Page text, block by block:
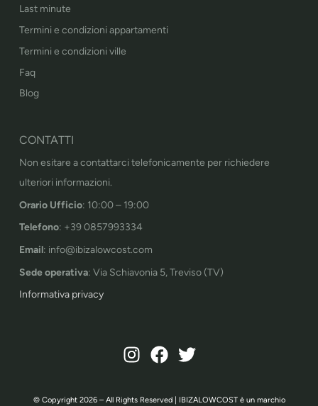
Last minute
Termini e condizioni appartamenti
Termini e condizioni ville
Faq
Blog
CONTATTI
Non esitare a contattarci telefonicamente per richiedere
ulteriori informazioni.
Orario Ufficio: 10:00 – 19:00
Telefono: +39 0857993334
Email: info@ibizalowcost.com
Sede operativa: Via Schiavonia 5, Treviso (TV)
Informativa privacy
© Copyright 2026 – All Rights Reserved | IBIZALOWCOST è un marchio